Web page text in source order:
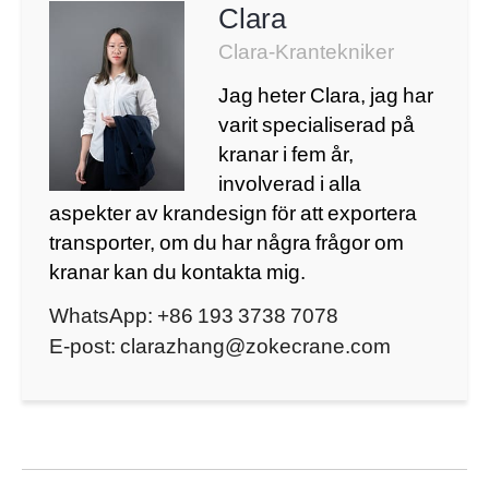
Clara
Clara-Krantekniker
Jag heter Clara, jag har
varit specialiserad på
kranar i fem år,
involverad i alla
aspekter av krandesign för att exportera
transporter, om du har några frågor om
kranar kan du kontakta mig.
WhatsApp: +86 193 3738 7078
E-post: clarazhang@zokecrane.com